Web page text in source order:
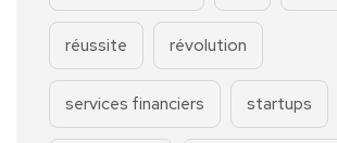
réussite révolution
services financiers startups